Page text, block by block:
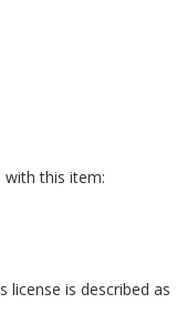
with this item:
license is described as